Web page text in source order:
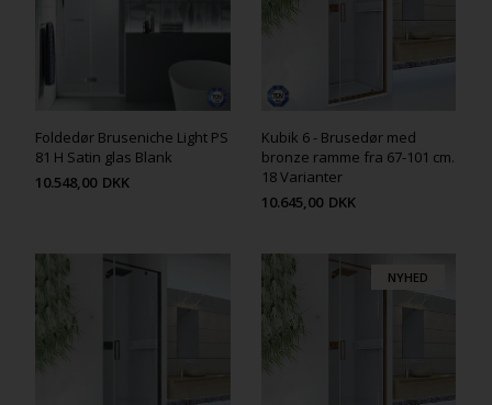
Foldedør Bruseniche Light PS
81 H Satin glas Blank
10.548,00 DKK
Kubik 6 - Brusedør med
bronze ramme fra 67-101 cm.
18 Varianter
10.645,00 DKK
NYHED